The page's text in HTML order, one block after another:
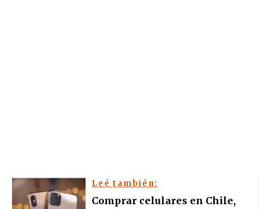
Leé también:
Comprar celulares en Chile,